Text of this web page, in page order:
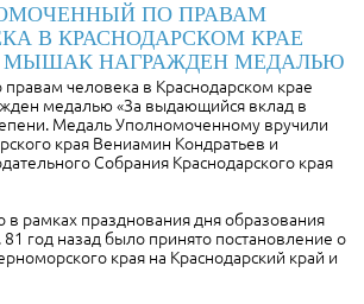
ПО ПРАВАМ
В КРАСНОДАРСКОМ КРАЕ
МЫШАК НАГРАЖДЕН МЕДАЛЬЮ
человека в Краснодарском крае
медалью «За выдающийся вклад в
Медаль Уполномоченному вручили
края Вениамин Кондратьев и
Собрания Краснодарского края
рамках празднования дня образования
81 год назад было принято постановление о
края на Краснодарский край и